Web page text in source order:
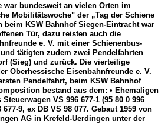
war bundesweit an vielen Orten im
Mobilitätswoche" der „Tag der Schiene
beim KSW Bahnhof Siegen-Eintracht war
Tür, dazu reisten auch die
e. V. mit einer Schienenbus-
tätigten zudem zwei Pendelfahrten
(Sieg) und zurück. Die vierteilige
Oberhessische Eisenbahnfreunde e. V.
Pendelfahrt, beim KSW Bahnhof
bestand aus dem: • Ehemaligen
VS 996 677-1 (95 80 0 996
677-9, ex DB VS 98 077. Gebaut 1959 von
AG in Krefeld-Uerdingen unter der